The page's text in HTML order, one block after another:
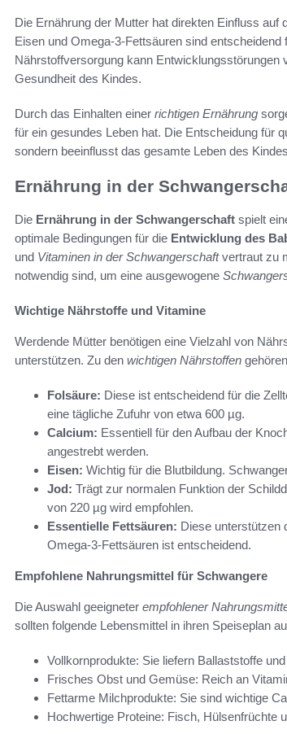
Die Ernährung der Mutter hat direkten Einfluss auf
Eisen und Omega-3-Fettsäuren sind
Nährstoffversorgung kann Entwicklungsstörungen
Gesundheit des Kindes.
Durch das Einhalten einer richtigen Ernährung
für ein gesundes Leben hat. Die Entscheidung für
sondern beeinflusst das gesamte Leben des
Ernährung in der
Die Ernährung in der Schwangerschaft spielt
optimale Bedingungen für die Entwicklung des
und Vitaminen in der Schwangerschaftvertraut zu
notwendig sind, um eine ausgewogene
Wichtige Nährstoffe und Vitamine
Werdende Mütter benötigen eine Vielzahl von
unterstützen. Zu den wichtigen Nährstoffen
Folsäure: Diese ist entscheidend für die
eine tägliche Zufuhr von etwa 600 µg.
Calcium: Essentiell für den Aufbau der
angestrebt werden.
Eisen: Wichtig für die Blutbildung.
Jod: Trägt zur normalen Funktion der
von 220 µg wird empfohlen.
Essentielle Fettsäuren: Diese unterstützen
Omega-3-Fettsäuren ist entscheidend.
Empfohlene Nahrungsmittel für Schwangere
Die Auswahl geeigneter empfohlener
sollten folgende Lebensmittel in ihren Speiseplan
Vollkornprodukte: Sie liefern Ballaststoffe
Frisches Obst und Gemüse: Reich an
Fettarme Milchprodukte: Sie sind wichtige
Hochwertige Proteine: Fisch, Hülsenfrüchte